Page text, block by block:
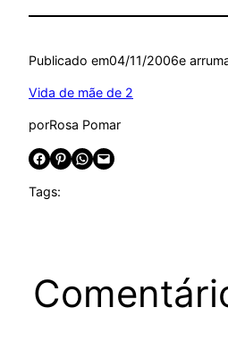
Publicado em04/11/2006e
Vida de mãe de 2
porRosa Pomar
Share on Facebook Share on Pinterest Share on WhatsApp Email this Page
Tags: